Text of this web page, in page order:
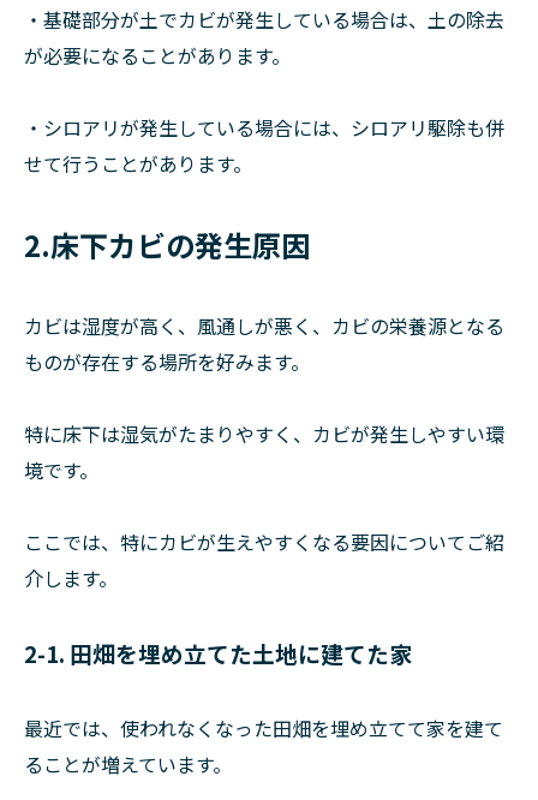
・基礎部分が土でカビが発生している場合は、土の除去
が必要になることがあります。
・シロアリが発生している場合には、シロアリ駆除も併
せて行うことがあります。
2.床下カビの発生原因
カビは湿度が高く、風通しが悪く、カビの栄養源となる
ものが存在する場所を好みます。
特に床下は湿気がたまりやすく、カビが発生しやすい環
境です。
ここでは、特にカビが生えやすくなる要因についてご紹
介します。
2-1. 田畑を埋め立てた土地に建てた家
最近では、使われなくなった田畑を埋め立てて家を建て
ることが増えています。